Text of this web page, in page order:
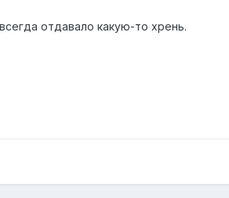
отдавало какую-то хрень.